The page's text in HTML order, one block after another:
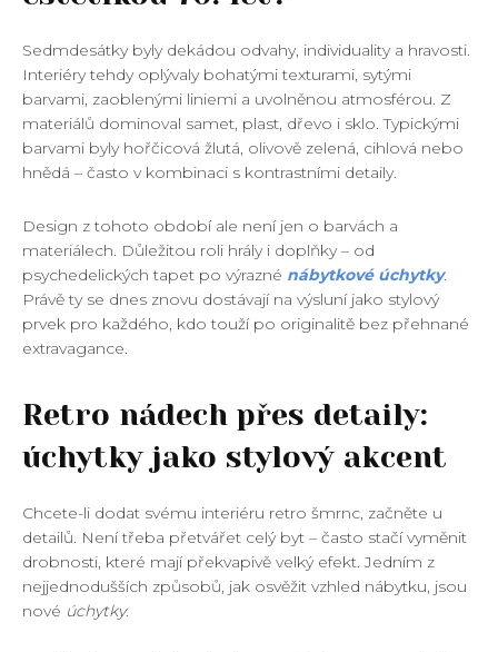
Sedmdesátky byly dekádou odvahy, individuality a hravosti.
Interiéry tehdy oplývaly bohatými texturami, sytými
barvami, zaoblenými liniemi a uvolněnou atmosférou. Z
materiálů dominoval samet, plast, dřevo i sklo. Typickými
barvami byly hořčicová žlutá, olivově zelená, cihlová nebo
hnědá – často v kombinaci s kontrastními detaily.
Design z tohoto období ale není jen o barvách a
materiálech. Důležitou roli hrály i doplňky – od
psychedelických tapet po výrazné nábytkové úchytky.
Právě ty se dnes znovu dostávají na výsluní jako stylový
prvek pro každého, kdo touží po originalitě bez přehnané
extravagance.
Retro nádech přes detaily:
úchytky jako stylový akcent
Chcete-li dodat svému interiéru retro šmrnc, začněte u
detailů. Není třeba přetvářet celý byt – často stačí vyměnit
drobnosti, které mají překvapivě velký efekt. Jedním z
nejjednodušších způsobů, jak osvěžit vzhled nábytku, jsou
nové úchytky.